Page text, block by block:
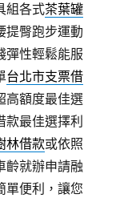
組各式茶葉罐
提臀跑步運動
彈性輕鬆能服
台北市支票借
高額度最佳選
最佳選擇利
林借款或依照
齡就辦申請融
單便利，讓您